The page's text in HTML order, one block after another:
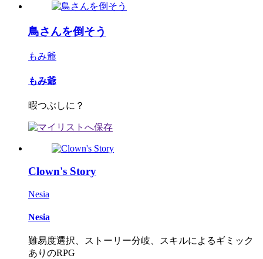
鳥さんを倒そう
もみ爺
もみ爺
暇つぶしに？
Clown's Story
Nesia
Nesia
難易度選択、ストーリー分岐、スキルによるギミック
ありのRPG